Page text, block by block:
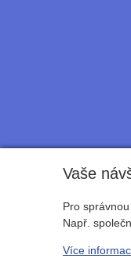
Vaše
Pro
Např.
Více